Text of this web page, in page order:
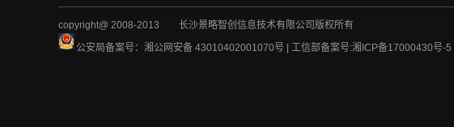
copyright@ 2008-2013 长沙景略智创信息技术有限公司版权所有
公安局备案号：湘公网安备 43010402001070号 | 工信部备案号:湘ICP备17000430号-5